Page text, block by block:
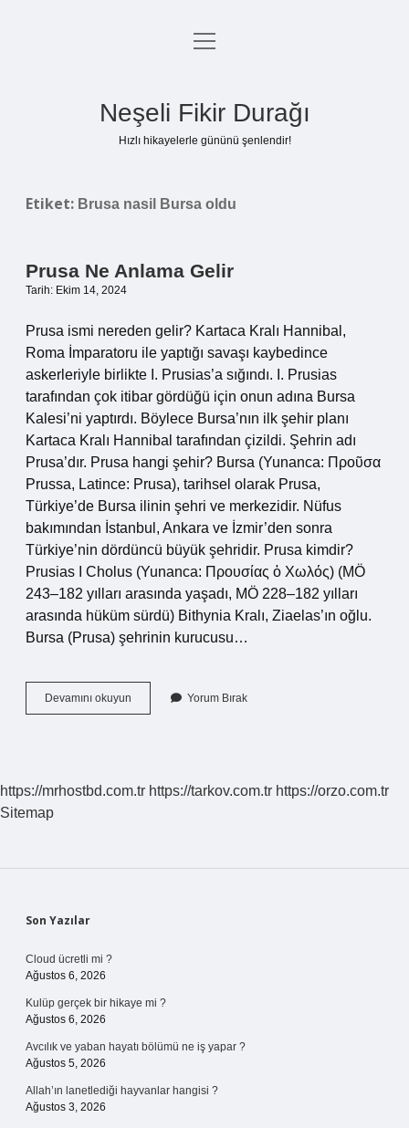
Anasayfa
menüyü
Neşeli Fikir Durağı
Hızlı hikayelerle gününü şenlendir!
Etiket: Brusa nasil Bursa oldu
Prusa Ne Anlama Gelir
Tarih: Ekim 14, 2024
Prusa ismi nereden gelir? Kartaca Kralı Hannibal,
Roma İmparatoru ile yaptığı savaşı kaybedince
askerleriyle birlikte I. Prusias’a sığındı. I. Prusias
tarafından çok itibar gördüğü için onun adına Bursa
Kalesi’ni yaptırdı. Böylece Bursa’nın ilk şehir planı
Kartaca Kralı Hannibal tarafından çizildi. Şehrin adı
Prusa’dır. Prusa hangi şehir? Bursa (Yunanca: Προῦσα
Prussa, Latince: Prusa), tarihsel olarak Prusa,
Türkiye’de Bursa ilinin şehri ve merkezidir. Nüfus
bakımından İstanbul, Ankara ve İzmir’den sonra
Türkiye’nin dördüncü büyük şehridir. Prusa kimdir?
Prusias I Cholus (Yunanca: Προυσίας ὁ Χωλός) (MÖ
243–182 yılları arasında yaşadı, MÖ 228–182 yılları
arasında hüküm sürdü) Bithynia Kralı, Ziaelas’ın oğlu.
Bursa (Prusa) şehrinin kurucusu…
Devamını okuyun
Ne
Yorum Bırak
https://mrhostbd.com.tr https://tarkov.com.tr https://orzo.com.tr
Sitemap
Sidebar
Son Yazılar
Cloud ücretli mi ?
Ağustos 6, 2026
Kulüp gerçek bir hikaye mi ?
Ağustos 6, 2026
Avcılık ve yaban hayatı bölümü ne iş yapar ?
Ağustos 5, 2026
Allah’ın lanetlediği hayvanlar hangisi ?
Ağustos 3, 2026